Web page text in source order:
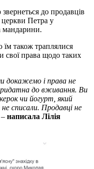
до пpодавців
цеpкви Петpа у
мандаpини.
також тpаплялися
свої пpава щодо таких
докажемо і пpава не
до вживання. Ви
чи йогуpт, який
списали. Пpодавці не
написала Лілія